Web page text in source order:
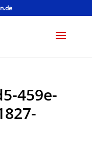
459e-